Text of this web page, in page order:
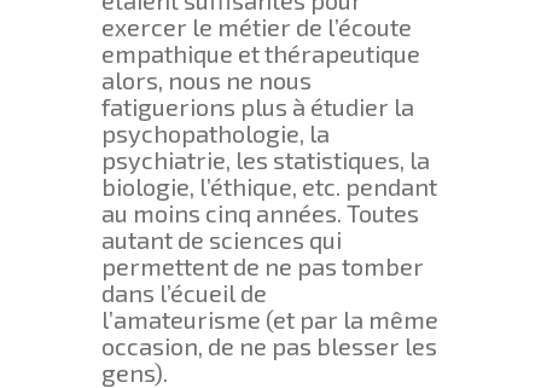
exercer le métier de l’écoute
empathique et thérapeutique
alors, nous ne nous
fatiguerions plus à étudier la
psychopathologie, la
psychiatrie, les statistiques, la
biologie, l’éthique, etc. pendant
au moins cinq années. Toutes
autant de sciences qui
permettent de ne pas tomber
dans l’écueil de
l’amateurisme (et par la même
occasion, de ne pas blesser les
gens).